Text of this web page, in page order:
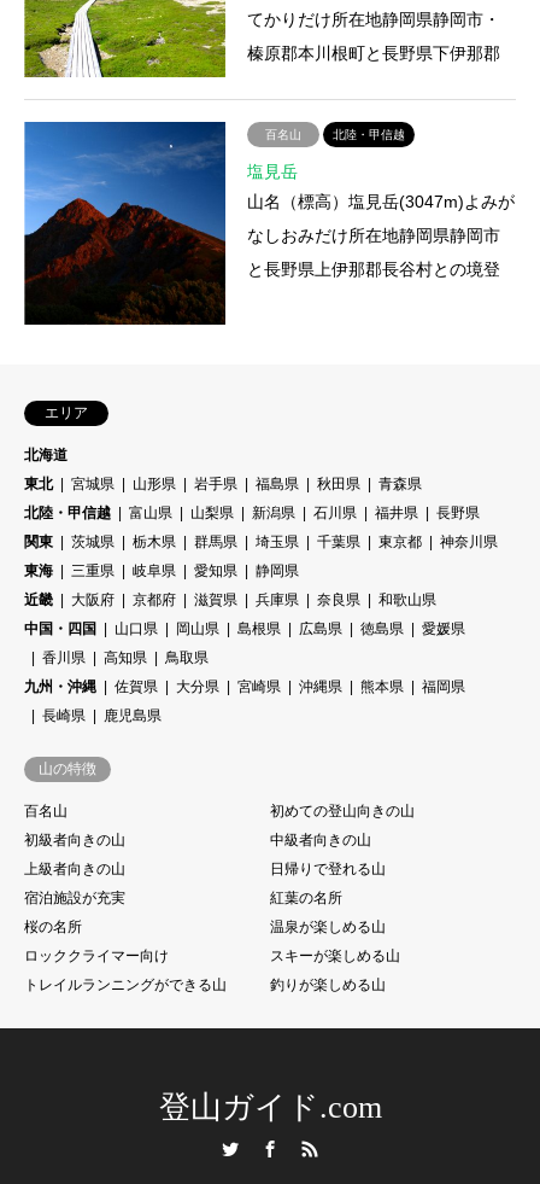
てかりだけ所在地静岡県静岡市・
榛原郡本川根町と長野県下伊那郡
峡温泉－寸又左岸林道－光岳…
百名山 北陸・甲信越
塩見岳
山名（標高）塩見岳(3047m)よみが
なしおみだけ所在地静岡県静岡市
と長野県上伊那郡長谷村との境登
エリア
北海道
東北
宮城県 山形県 岩手県 福島県 秋田県
青森県
北陸・甲信越
富山県 山梨県 新潟県 石川県 福井県
長野県
関東
茨城県 栃木県 群馬県 埼玉県 千葉県 東京都
神奈川県
東海
三重県 岐阜県 愛知県
静岡県
近畿
大阪府 京都府 滋賀県 兵庫県 奈良県
和歌山県
中国・四国
山口県 岡山県 島根県 広島県 徳島県
愛媛県
香川県
高知県
鳥取県
九州・沖縄
佐賀県 大分県 宮崎県 沖縄県 熊本県
福岡県
長崎県
鹿児島県
山の特徴
百名山
初めての登山向きの山
初級者向きの山
中級者向きの山
上級者向きの山
日帰りで登れる山
宿泊施設が充実
紅葉の名所
桜の名所
温泉が楽しめる山
ロッククライマー向け
スキーが楽しめる山
トレイルランニングができる山
釣りが楽しめる山
登山ガイド.com